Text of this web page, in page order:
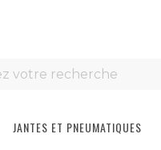
JANTES ET PNEUMATIQUES